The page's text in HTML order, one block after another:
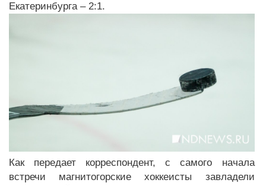
Екатеринбурга – 2:1.
Как передает корреспондент, с самого начала
встречи магнитогорские хоккеисты завладели